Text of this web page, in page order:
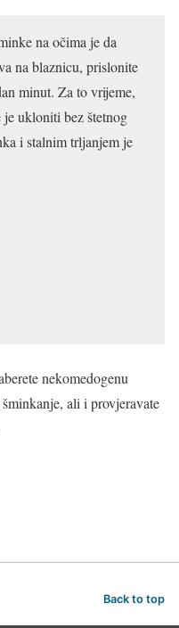
na očima je da
na blaznicu, prislonite
minut. Za to vrijeme,
je ukloniti bez štetnog
i stalnim trljanjem je
nekomedogenu
ali i provjeravate
Back to top